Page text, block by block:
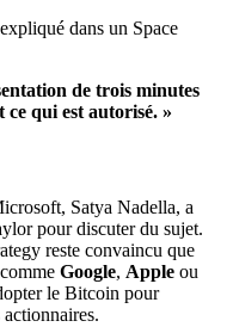
dans un Space
de trois minutes
ce qui est autorisé. »
Satya Nadella, a
pour discuter du sujet.
reste convaincu que
Google, Apple ou
le Bitcoin pour